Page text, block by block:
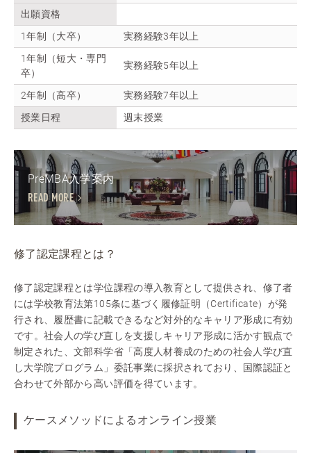
出願資格
1年制（大卒）
実務経験3年以上
1年制（短大・専門
卒）
実務経験5年以上
2年制（高卒）
実務経験7年以上
授業日程
週末授業
PreMBA入学案内
READ MORE
修了認定課程とは？
修了認定課程とは学位課程の導入教育として提供され、修了者
には学校教育法第105条に基づく履修証明（Certificate）が発
行され、履歴書に記載できるなど対外的なキャリア形成に有効
です。社会人の学び直しを支援しキャリア形成に活かす観点で
制定された、文部科学省「高度人材養成のための社会人学び直
し大学院プログラム」委託事業に採択されており、国際認証と
合わせて外部から高い評価を得ています。
ケースメソッドによるオンライン授業